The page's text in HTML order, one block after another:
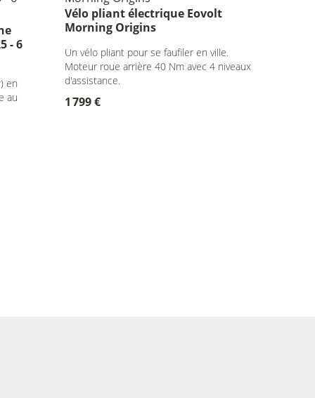
- 6
en
au
Vélo pliant électrique Eovolt
Morning Origins
Un vélo pliant pour se faufiler en ville.
Moteur roue arrière 40 Nm avec 4 niveaux
d'assistance.
1 799 €